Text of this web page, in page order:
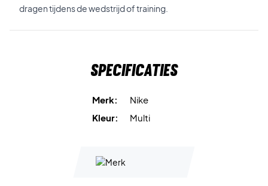
dragen tijdens de wedstrijd of training.
Specificaties
Merk:
Nike
Kleur:
Multi